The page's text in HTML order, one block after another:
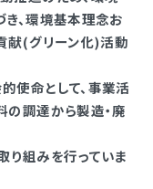
、環境基本理念お
献(グリーン化)活動
使命として、事業活
調達から製造・廃
り組みを行っていま